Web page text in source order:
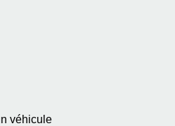
véhicule